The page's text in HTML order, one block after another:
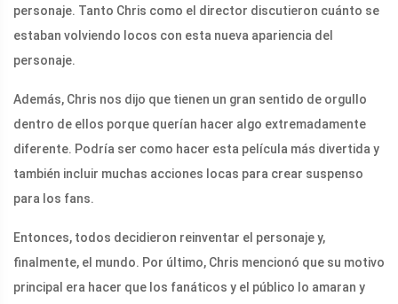
personaje. Tanto Chris como el director discutieron cuánto se
estaban volviendo locos con esta nueva apariencia del
personaje.
Además, Chris nos dijo que tienen un gran sentido de orgullo
dentro de ellos porque querían hacer algo extremadamente
diferente. Podría ser como hacer esta película más divertida y
también incluir muchas acciones locas para crear suspenso
para los fans.
Entonces, todos decidieron reinventar el personaje y,
finalmente, el mundo. Por último, Chris mencionó que su motivo
principal era hacer que los fanáticos y el público lo amaran y